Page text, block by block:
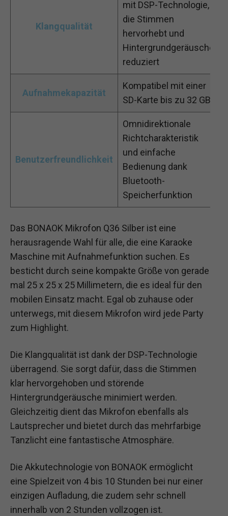
Klangqualität
mit DSP-Technologie,
die Stimmen
hervorhebt und
Hintergrundgeräusche
reduziert
Aufnahmekapazität
Kompatibel mit einer
SD-Karte bis zu 32 GB
Benutzerfreundlichkeit
Omnidirektionale
Richtcharakteristik
und einfache
Bedienung dank
Bluetooth-
Speicherfunktion
Das BONAOK Mikrofon Q36 Silber ist eine
herausragende Wahl für alle, die eine Karaoke
Maschine mit Aufnahmefunktion suchen. Es
besticht durch seine kompakte Größe von gerade
mal 25 x 25 x 25 Millimetern, die es ideal für den
mobilen Einsatz macht. Egal ob zuhause oder
unterwegs, mit diesem Mikrofon wird jede Party
zum Highlight.
Die Klangqualität ist dank der DSP-Technologie
überragend. Sie sorgt dafür, dass die Stimmen
klar hervorgehoben und störende
Hintergrundgeräusche minimiert werden.
Gleichzeitig dient das Mikrofon ebenfalls als
Lautsprecher und bietet durch das mehrfarbige
Tanzlicht eine fantastische Atmosphäre.
Die Akkutechnologie von BONAOK ermöglicht
eine Spielzeit von 4 bis 10 Stunden bei nur einer
einzigen Aufladung, die zudem sehr schnell
innerhalb von 2 Stunden vollzogen ist.